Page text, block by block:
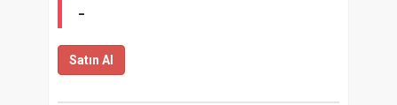
-
Satın Al